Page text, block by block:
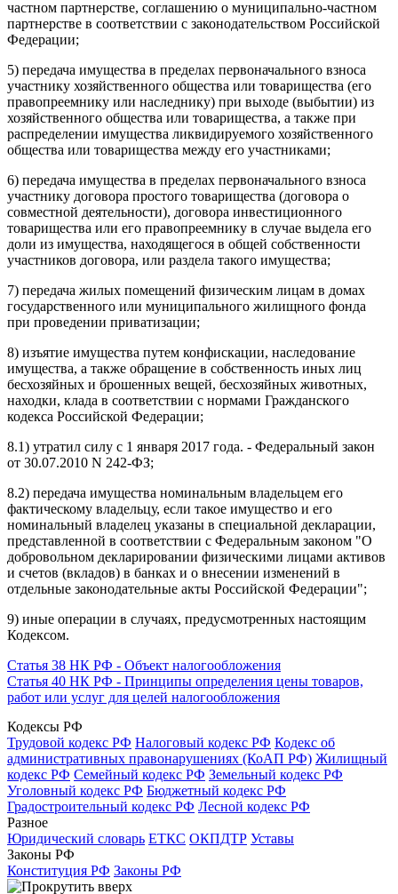
частном партнерстве, соглашению о муниципально-частном
партнерстве в соответствии с законодательством Российской
Федерации;
5) передача имущества в пределах первоначального взноса
участнику хозяйственного общества или товарищества (его
правопреемнику или наследнику) при выходе (выбытии) из
хозяйственного общества или товарищества, а также при
распределении имущества ликвидируемого хозяйственного
общества или товарищества между его участниками;
6) передача имущества в пределах первоначального взноса
участнику договора простого товарищества (договора о
совместной деятельности), договора инвестиционного
товарищества или его правопреемнику в случае выдела его
доли из имущества, находящегося в общей собственности
участников договора, или раздела такого имущества;
7) передача жилых помещений физическим лицам в домах
государственного или муниципального жилищного фонда
при проведении приватизации;
8) изъятие имущества путем конфискации, наследование
имущества, а также обращение в собственность иных лиц
бесхозяйных и брошенных вещей, бесхозяйных животных,
находки, клада в соответствии с нормами Гражданского
кодекса Российской Федерации;
8.1) утратил силу с 1 января 2017 года. - Федеральный закон
от 30.07.2010 N 242-ФЗ;
8.2) передача имущества номинальным владельцем его
фактическому владельцу, если такое имущество и его
номинальный владелец указаны в специальной декларации,
представленной в соответствии с Федеральным законом "О
добровольном декларировании физическими лицами активов
и счетов (вкладов) в банках и о внесении изменений в
отдельные законодательные акты Российской Федерации";
9) иные операции в случаях, предусмотренных настоящим
Кодексом.
Статья 38 НК РФ - Объект налогообложения
Статья 40 НК РФ - Принципы определения цены товаров,
работ или услуг для целей налогообложения
Кодексы РФ
Трудовой кодекс РФ Налоговый кодекс РФ Кодекс об
административных правонарушениях (КоАП РФ) Жилищный
кодекс РФ Семейный кодекс РФ Земельный кодекс РФ
Уголовный кодекс РФ Бюджетный кодекс РФ
Градостроительный кодекс РФ Лесной кодекс РФ
Разное
Юридический словарь ЕТКС ОКПДТР Уставы
Законы РФ
Конституция РФ Законы РФ